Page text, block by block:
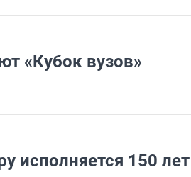
«Кубок вузов»
исполняется 150 лет